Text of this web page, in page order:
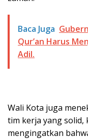
Baca Juga
Qur’an Harus
Adil.
Wali Kota juga
tim kerja yang solid,
mengingatkan